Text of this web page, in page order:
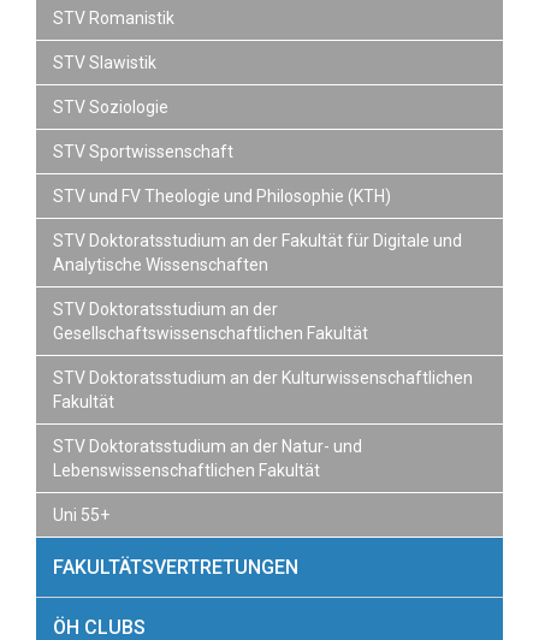
STV Romanistik
STV Slawistik
STV Soziologie
STV Sportwissenschaft
STV und FV Theologie und Philosophie (KTH)
STV Doktoratsstudium an der Fakultät für Digitale und
Analytische Wissenschaften
STV Doktoratsstudium an der
Gesellschaftswissenschaftlichen Fakultät
STV Doktoratsstudium an der Kulturwissenschaftlichen
Fakultät
STV Doktoratsstudium an der Natur- und
Lebenswissenschaftlichen Fakultät
Uni 55+
FAKULTÄTSVERTRETUNGEN
ÖH CLUBS